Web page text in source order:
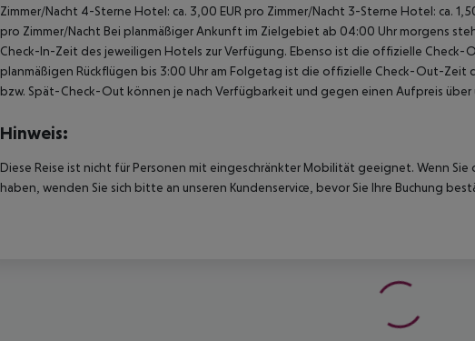
Zimmer/Nacht 4-Sterne Hotel: ca. 3,00 EUR pro Zimmer/Nacht 3-Sterne Hotel: ca.
pro Zimmer/Nacht Bei planmäßiger Ankunft im Zielgebiet ab 04:00 Uhr morgens
Check-In-Zeit des jeweiligen Hotels zur Verfügung. Ebenso ist die offizielle Check-
planmäßigen Rückflügen bis 3:00 Uhr am Folgetag ist die offizielle Check-Out-Zeit
bzw. Spät-Check-Out können je nach Verfügbarkeit und gegen einen Aufpreis über
Hinweis:
Diese Reise ist nicht für Personen mit eingeschränkter Mobilität geeignet. Wenn
haben, wenden Sie sich bitte an unseren Kundenservice, bevor Sie Ihre Buchung